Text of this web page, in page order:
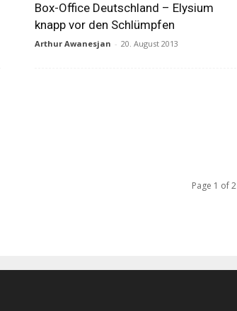
Box-Office Deutschland – Elysium
knapp vor den Schlümpfen
Arthur Awanesjan - 20. August 2013
Page 1 of 2